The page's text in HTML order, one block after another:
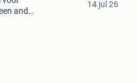
ander
14 jul 26